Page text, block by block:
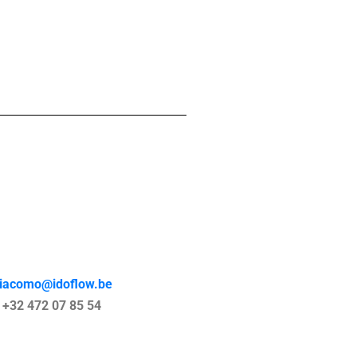
+32 472 07 85 54